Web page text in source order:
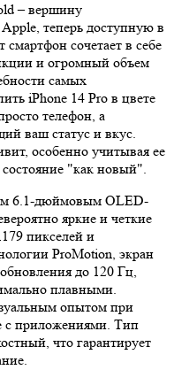
– вершину
теперь доступную в
сочетает в себе
и огромный объем
самых
iPhone 14 Pro в цвете
телефон, а
ваш статус и вкус.
особенно учитывая ее
"как новый".
6.1-дюймовым OLED-
яркие и четкие
пикселей и
ProMotion, экран
до 120 Гц,
плавными.
опытом при
с приложениями. Тип
что гарантирует